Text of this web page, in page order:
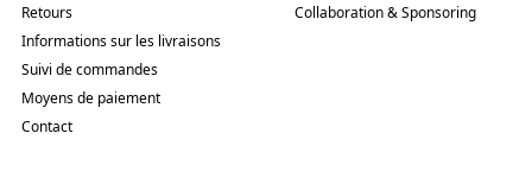
Retours
Informations sur les livraisons
Suivi de commandes
Moyens de paiement
Contact
Collaboration & Sponsoring